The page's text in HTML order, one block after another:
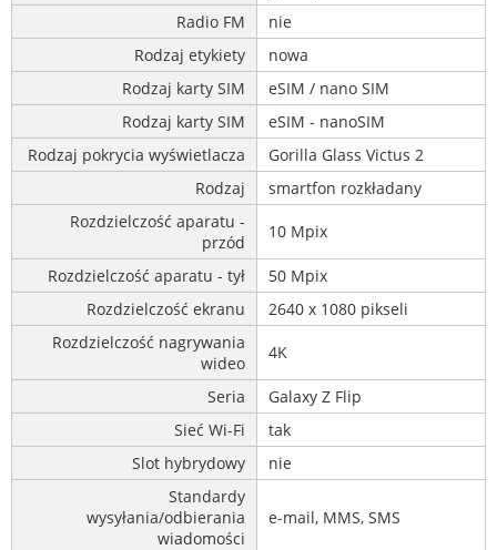
Radio FM
nie
Rodzaj etykiety
nowa
Rodzaj karty SIM
eSIM / nano SIM
Rodzaj karty SIM
eSIM - nanoSIM
Rodzaj pokrycia wyświetlacza
Gorilla Glass Victus 2
Rodzaj
smartfon rozkładany
Rozdzielczość aparatu -
przód
10 Mpix
Rozdzielczość aparatu - tył
50 Mpix
Rozdzielczość ekranu
2640 x 1080 pikseli
Rozdzielczość nagrywania
wideo
4K
Seria
Galaxy Z Flip
Sieć Wi-Fi
tak
Slot hybrydowy
nie
Standardy
wysyłania/odbierania
wiadomości
e-mail, MMS, SMS